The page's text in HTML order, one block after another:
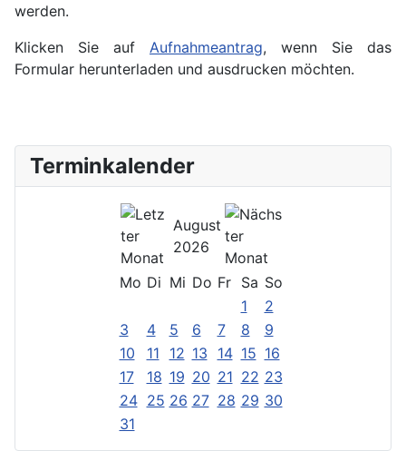
werden.
Klicken Sie auf Aufnahmeantrag, wenn Sie das
Formular herunterladen und ausdrucken möchten.
Terminkalender
August
2026
Mo Di Mi Do Fr Sa So
1
2
3
4 5 6 7 8
9
10
11 12 13 14 15 16
17
18 19 20 21 22 23
24 25 26 27 28 29 30
31